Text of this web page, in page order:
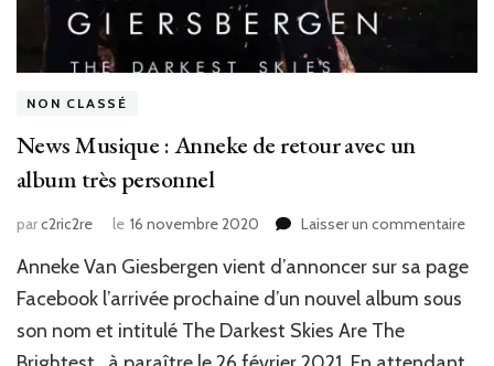
NON CLASSÉ
News Musique : Anneke de retour avec un
album très personnel
parc2ric2re le 16 novembre 2020 Laisser un commentairesur
Anneke Van Giesbergen vient d’annoncer sur sa page
Facebook l’arrivée prochaine d’un nouvel album sous
son nom et intitulé The Darkest Skies Are The